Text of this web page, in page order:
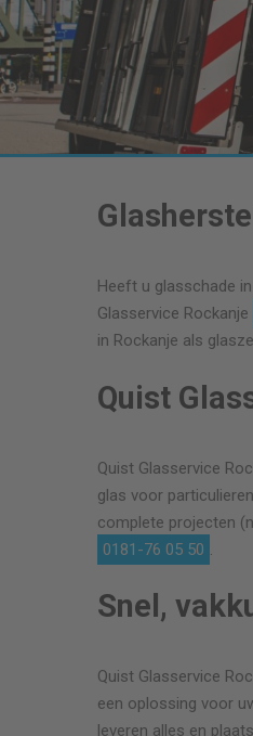
Heeft u glasschade
Glasservice Rockanje
in Rockanje als
Quist
Quist Glasservice
glas voor
complete projecten
0181-76 05 50 .
Snel,
Quist Glasservice
een oplossing voor
leveren alles en